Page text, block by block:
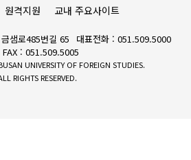
원격지원 교내 주요사이트
샘로485번길 65
대표전화 : 051.509.5000
FAX : 051.509.5005
UNIVERSITY OF FOREIGN STUDIES.
RIGHTS RESERVED.